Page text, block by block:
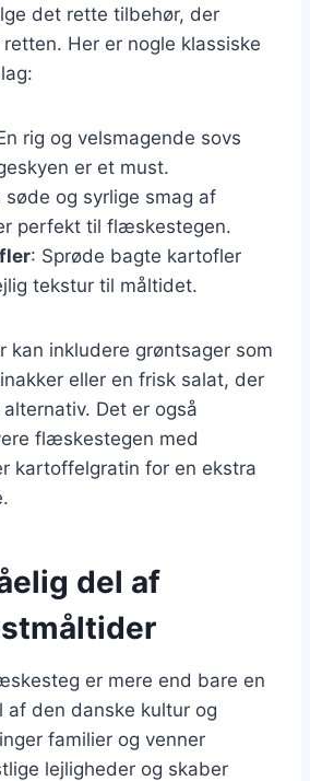
det rette tilbehør, der
Her er nogle klassiske
rig og velsmagende sovs
er et must.
søde og syrlige smag af
perfekt til flæskestegen.
: Sprøde bagte kartofler
tekstur til måltidet.
kan inkludere grøntsager som
eller en frisk salat, der
Det er også
flæskestegen med
kartoffelgratin for en ekstra
del af
er mere end bare en
af den danske kultur og
familier og venner
lejligheder og skaber